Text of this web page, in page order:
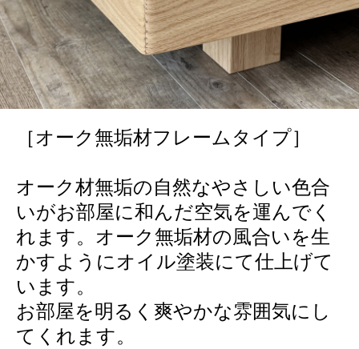
［オーク無垢材フレームタイプ］
オーク材無垢の自然なやさしい色合
いがお部屋に和んだ空気を運んでく
れます。オーク無垢材の風合いを生
かすようにオイル塗装にて仕上げて
います。
お部屋を明るく爽やかな雰囲気にし
てくれます。